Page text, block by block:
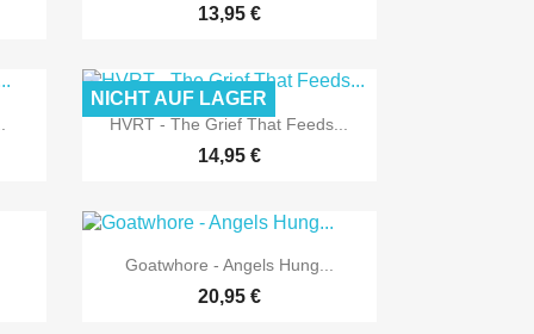
13,95 €
 Vorschau
HVRT - The Grief That Feeds...
14,95 €
NICHT AUF LAGER
 Vorschau
Goatwhore - Angels Hung...
20,95 €